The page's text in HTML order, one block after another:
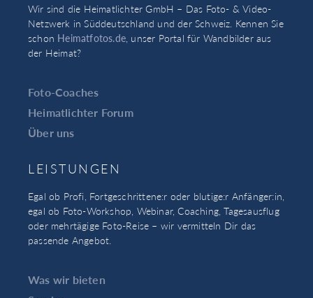
Wir sind die Heimatlichter GmbH – Das Foto- & Video-
Netzwerk in Süddeutschland und der Schweiz. Kennen Sie
schon Heimatfotos.de , unser Portal für Wandbilder aus
der Heimat?
Foto-Coaches
Heimatlichter Forum
Über uns
LEISTUNGEN
Egal ob Profi, Fortgeschrittene:r oder blutige:r Anfänger:in,
egal ob Foto-Workshop, Webinar, Coaching, Tagesausflug
oder mehrtägige Foto-Reise – wir vermitteln Dir das
passende Angebot.
Was wir bieten